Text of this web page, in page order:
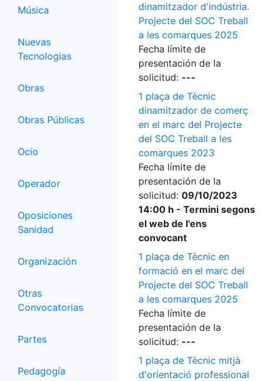
Música
Nuevas
Tecnologias
Obras
Obras Públicas
Ocio
Operador
Oposiciones
Sanidad
Organización
Otras
Convocatorias
Partes
Pedagogía
dinamitzador d'indústria.
Projecte del SOC Treball
a les comarques 2025
Fecha límite de
presentación de la
solicitud: ---
1 plaça de Tècnic
dinamitzador de comerç
en el marc del Projecte
del SOC Treball a les
comarques 2023
Fecha límite de
presentación de la
solicitud: 09/10/2023
14:00 h - Termini segons
el web de l'ens
convocant
1 plaça de Tècnic en
formació en el marc del
Projecte del SOC Treball
a les comarques 2025
Fecha límite de
presentación de la
solicitud: ---
1 plaça de Tècnic mitjà
d'orientació professional